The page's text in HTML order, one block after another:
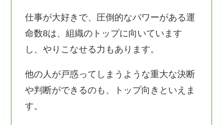
仕事が大好きで、圧倒的なパワーがある運
命数8は、組織のトップに向いています
し、やりこなせる力もあります。
他の人が戸惑ってしまうような重大な決断
や判断ができるのも、トップ向きといえま
す。